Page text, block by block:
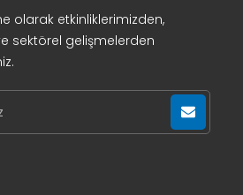
olarak etkinliklerimizden,
sektörel gelişmelerden